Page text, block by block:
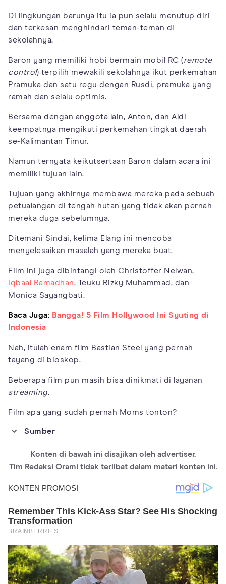
Di lingkungan barunya itu ia pun selalu menutup diri
dan terkesan menghindari teman-teman di
sekolahnya.
Baron yang memiliki hobi bermain mobil RC (remote
control) terpilih mewakili sekolahnya ikut perkemahan
Pramuka dan satu regu dengan Rusdi, pramuka yang
ramah dan selalu optimis.
Bersama dengan anggota lain, Anton, dan Aldi
keempatnya mengikuti perkemahan tingkat daerah
se-Kalimantan Timur.
Namun ternyata keikutsertaan Baron dalam acara ini
memiliki tujuan lain.
Tujuan yang akhirnya membawa mereka pada sebuah
petualangan di tengah hutan yang tidak akan pernah
mereka duga sebelumnya.
Ditemani Sindai, kelima Elang ini mencoba
menyelesaikan masalah yang mereka buat.
Film ini juga dibintangi oleh Christoffer Nelwan,
Iqbaal Ramadhan, Teuku Rizky Muhammad, dan
Monica Sayangbati.
Baca Juga: Bangga! 5 Film Hollywood Ini Syuting di
Indonesia
Nah, itulah enam film Bastian Steel yang pernah
tayang di bioskop.
Beberapa film pun masih bisa dinikmati di layanan
streaming.
Film apa yang sudah pernah Moms tonton?
Sumber
https://www.festivalfilm.id/arsip/title/love-for-sale-2
https://www.viu.com/ott/id/articles/sinopsis-tabu-mengusik-
Konten di bawah ini disajikan oleh advertiser.
Tim Redaksi Orami tidak terlibat dalam materi konten ini.